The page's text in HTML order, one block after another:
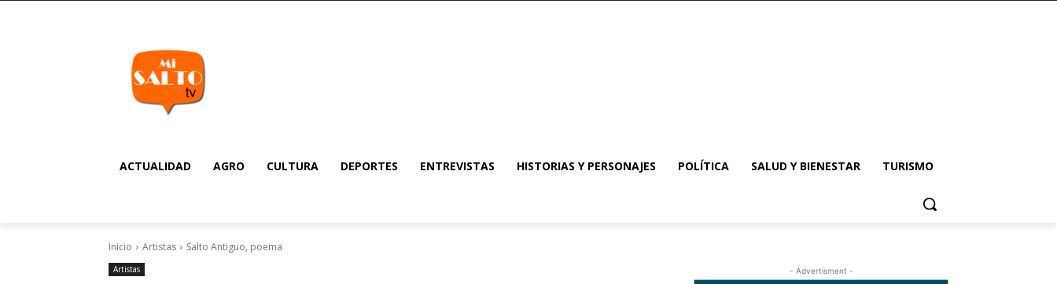
ACTUALIDAD AGRO CULTURA DEPORTES ENTREVISTAS HISTORIAS Y PERSONAJES POLÍTICA SALUD Y BIENESTAR TURISMO
Inicio Artistas Salto Antiguo, poema
Artistas - Advertisment -